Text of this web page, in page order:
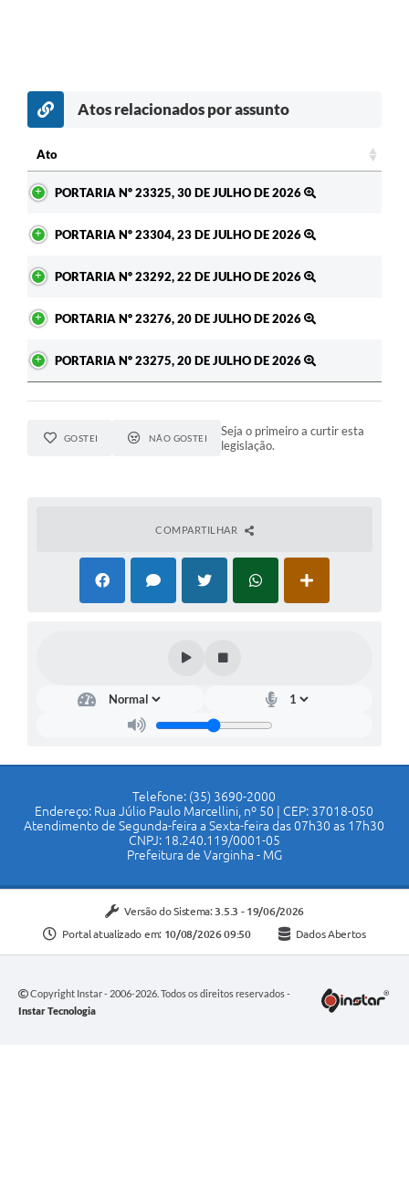
Atos relacionados por assunto
Ato
PORTARIA Nº 23325, 30 DE JULHO DE 2026
PORTARIA Nº 23304, 23 DE JULHO DE 2026
PORTARIA Nº 23292, 22 DE JULHO DE 2026
PORTARIA Nº 23276, 20 DE JULHO DE 2026
PORTARIA Nº 23275, 20 DE JULHO DE 2026
GOSTEI NÃO GOSTEI
Seja o primeiro a curtir esta
legislação.
COMPARTILHAR
Telefone: (35) 3690-2000
Endereço: Rua Júlio Paulo Marcellini, nº 50 | CEP: 37018-050
Atendimento de Segunda-feira a Sexta-feira das 07h30 as 17h30
CNPJ: 18.240.119/0001-05
Prefeitura de Varginha - MG
Versão do Sistema: 3.5.3 - 19/06/2026
Portal atualizado em: 10/08/2026 09:50 Dados Abertos
Copyright Instar - 2006-2026. Todos os direitos reservados -
Instar Tecnologia